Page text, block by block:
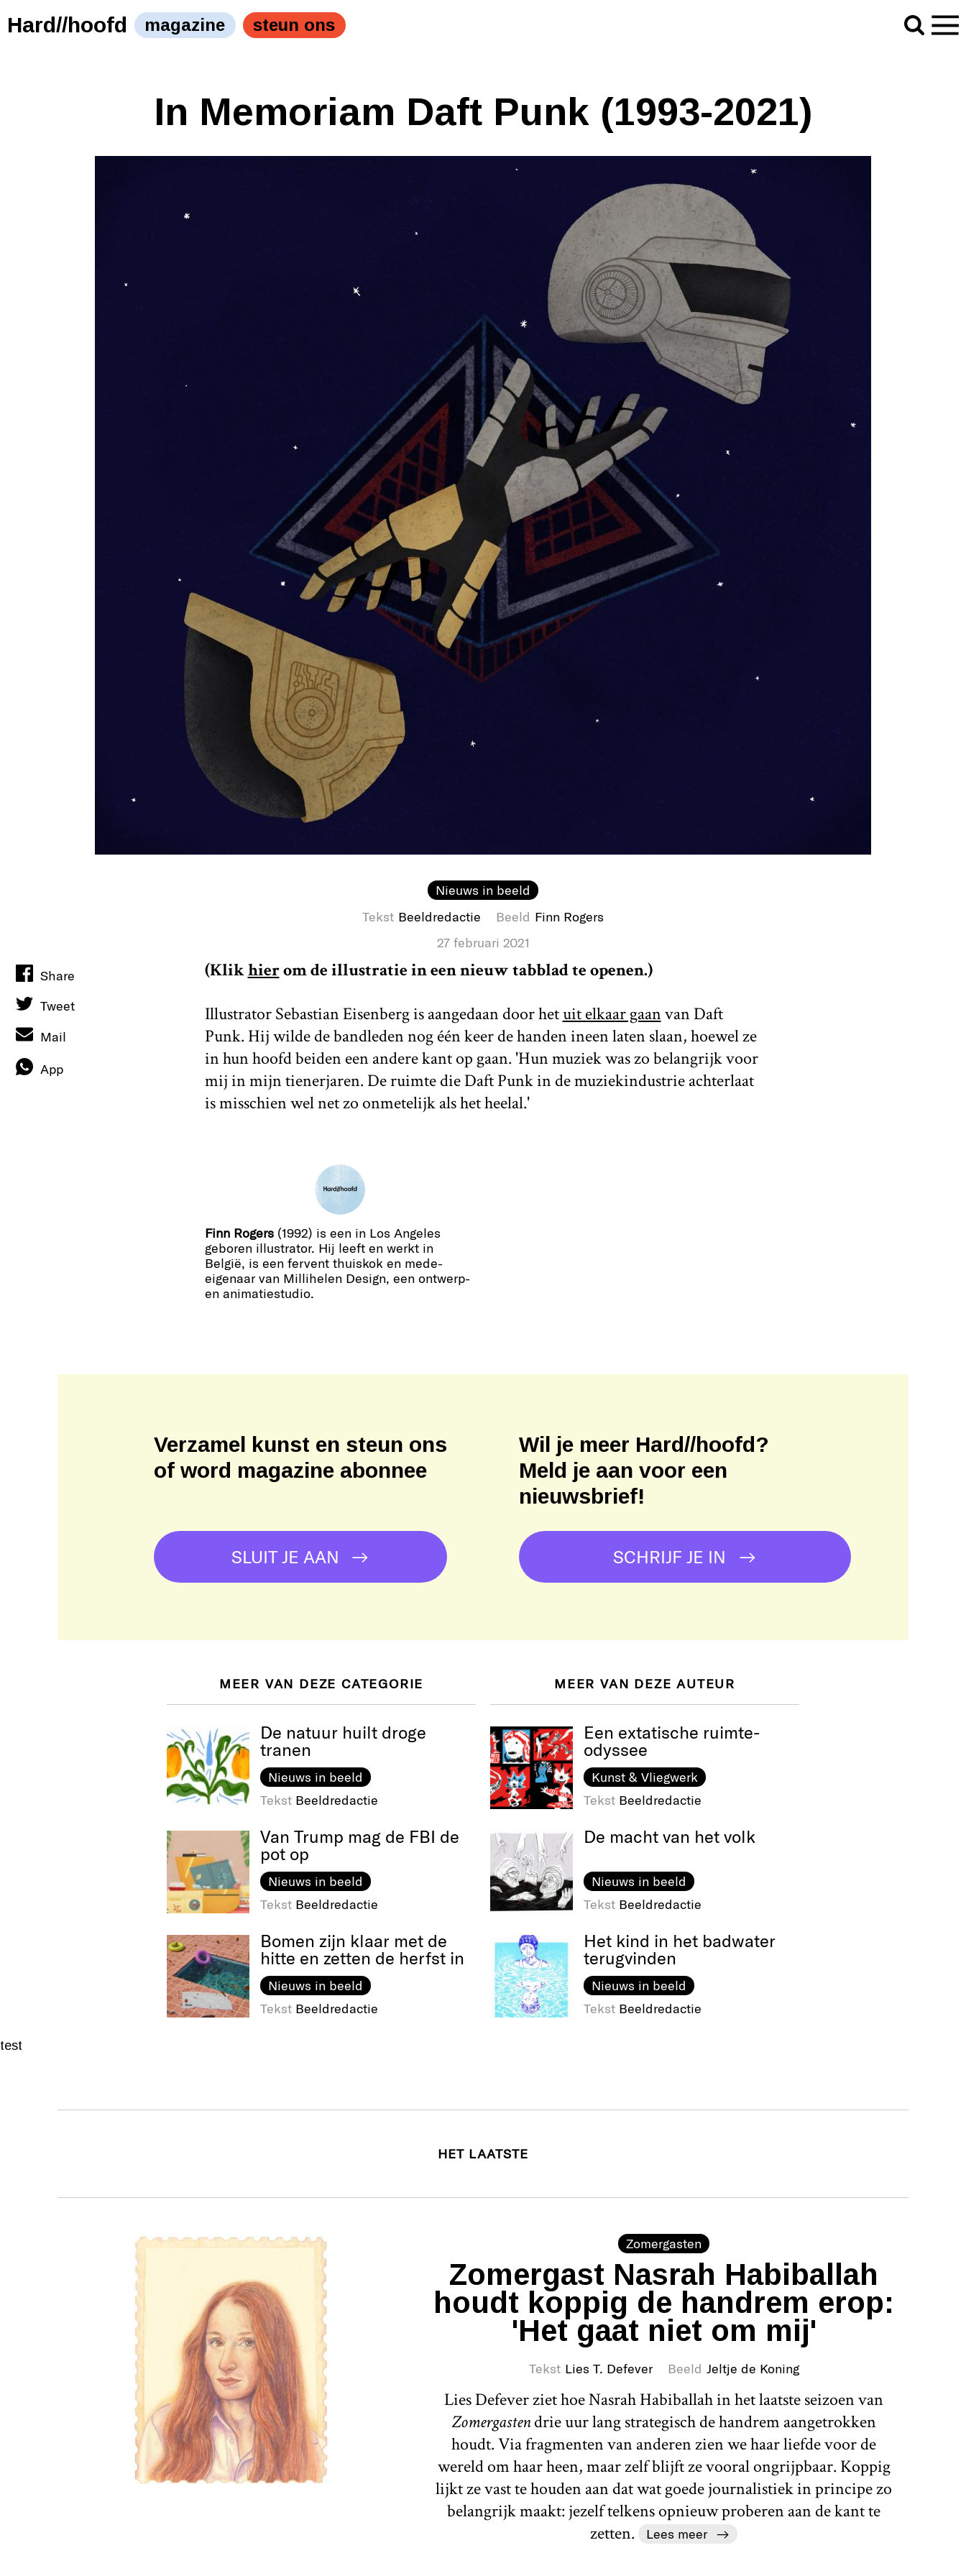
Hard//hoofd magazine steun ons
In Memoriam Daft Punk (1993-2021)
Nieuws in beeld
Tekst Beeldredactie Beeld Finn Rogers
27 februari 2021
(Klikhierom de illustratie in een nieuw tabblad te openen.)
Illustrator Sebastian Eisenberg is aangedaan door hetuit elkaar gaanvan Daft
Punk. Hij wilde de bandleden nog één keer de handen ineen laten slaan, hoewel ze
in hun hoofd beiden een andere kant op gaan. 'Hun muziek was zo belangrijk voor
mij in mijn tienerjaren. De ruimte die Daft Punk in de muziekindustrie achterlaat
is misschien wel net zo onmetelijk als het heelal.'
Share
Tweet
Mail
App
Finn Rogers(1992) is een in Los Angeles
geboren illustrator. Hij leeft en werkt in
België, is een fervent thuiskok en mede-
eigenaar van Millihelen Design, een ontwerp-
en animatiestudio.
Verzamel kunst en steun ons
of word magazine abonnee
SLUIT JE AAN
Wil je meer Hard//hoofd?
Meld je aan voor een
nieuwsbrief!
SCHRIJF JE IN
MEER VAN DEZE CATEGORIE
De natuur huilt droge
tranen
Nieuws in beeld
Tekst Beeldredactie
Van Trump mag de FBI de
pot op
Nieuws in beeld
Tekst Beeldredactie
Bomen zijn klaar met de
hitte en zetten de herfst in
Nieuws in beeld
Tekst Beeldredactie
MEER VAN DEZE AUTEUR
Een extatische ruimte-
odyssee
Kunst & Vliegwerk
Tekst Beeldredactie
De macht van het volk
Nieuws in beeld
Tekst Beeldredactie
Het kind in het badwater
terugvinden
Nieuws in beeld
Tekst Beeldredactie
test
HET LAATSTE
Zomergasten
Zomergast Nasrah Habiballah
houdt koppig de handrem erop:
'Het gaat niet om mij'
Tekst Lies T. Defever Beeld Jeltje de Koning
Lies Defever ziet hoe Nasrah Habiballah in het laatste seizoen van
Zomergastendrie uur lang strategisch de handrem aangetrokken
houdt. Via fragmenten van anderen zien we haar liefde voor de
wereld om haar heen, maar zelf blijft ze vooral ongrijpbaar. Koppig
lijkt ze vast te houden aan dat wat goede journalistiek in principe zo
belangrijk maakt: jezelf telkens opnieuw proberen aan de kant te
zetten.
Lees meer